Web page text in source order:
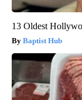
13 Oldest
Baptist Hub